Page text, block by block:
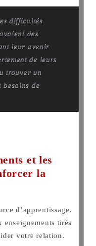
difficultés
des
leur avenir
de leurs
trouver un
besoins de
et les
la
d’apprentissage.
tirés
votre relation.